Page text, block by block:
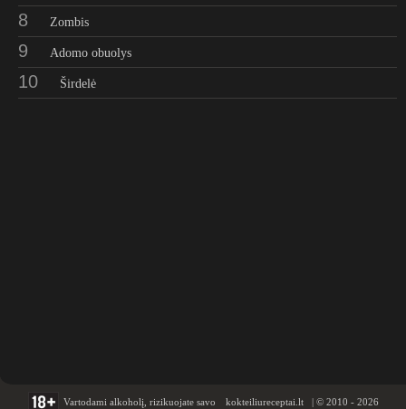
8 Zombis
9 Adomo obuolys
10 Širdelė
kokteiliureceptai.lt | © 2010 - 2026
Vartodami alkoholį, rizikuojate savo